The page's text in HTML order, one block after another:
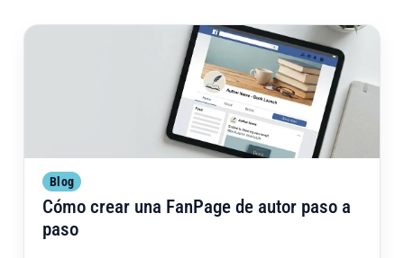
Blog
Cómo crear una FanPage de autor paso a
paso